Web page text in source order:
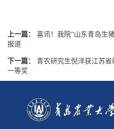
上一篇：
喜讯！我院“山东青岛生
报道
下一篇：
青农研究生倪洋获江苏
一等奖